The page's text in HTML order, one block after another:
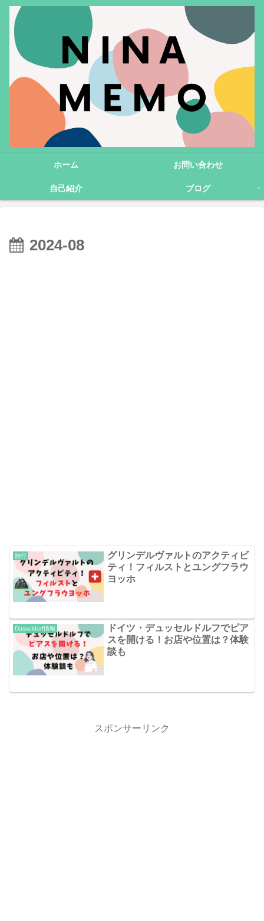
ホーム お問い合わせ
自己紹介 ブログ
2024-08
旅行
グリンデルヴァルトのアクティビ
ティ！フィルストとユングフラウ
ヨッホ
Düsseldorf情報
ドイツ・デュッセルドルフでピア
スを開ける！お店や位置は？体験
談も
スポンサーリンク